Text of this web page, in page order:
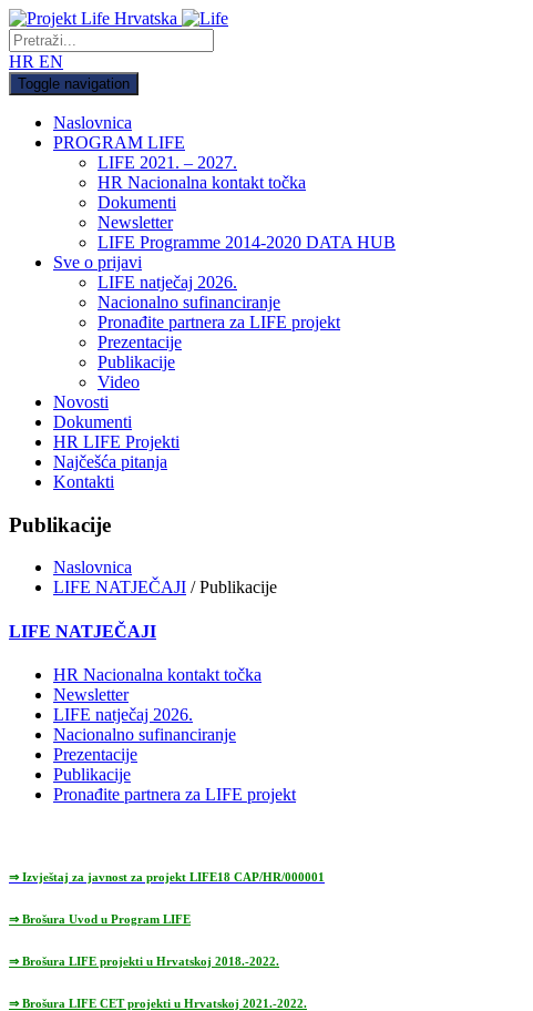
HR EN
Toggle navigation
Naslovnica
PROGRAM LIFE
LIFE 2021. – 2027.
HR Nacionalna kontakt točka
Dokumenti
Newsletter
LIFE Programme 2014-2020 DATA HUB
Sve o prijavi
LIFE natječaj 2026.
Nacionalno sufinanciranje
Pronađite partnera za LIFE projekt
Prezentacije
Publikacije
Video
Novosti
Dokumenti
HR LIFE Projekti
Najčešća pitanja
Kontakti
Publikacije
Naslovnica
LIFE NATJEČAJI / Publikacije
LIFE NATJEČAJI
HR Nacionalna kontakt točka
Newsletter
LIFE natječaj 2026.
Nacionalno sufinanciranje
Prezentacije
Publikacije
Pronađite partnera za LIFE projekt
⇒ Izvještaj za javnost za projekt LIFE18 CAP/HR/000001
⇒ Brošura Uvod u Program LIFE
⇒ Brošura LIFE projekti u Hrvatskoj 2018.-2022.
⇒ Brošura LIFE CET projekti u Hrvatskoj 2021.-2022.